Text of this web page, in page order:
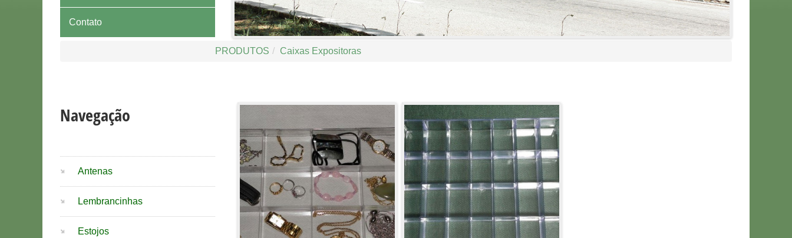
Contato
PRODUTOS / Caixas Expositoras
Navegação
Antenas
Lembrancinhas
Estojos